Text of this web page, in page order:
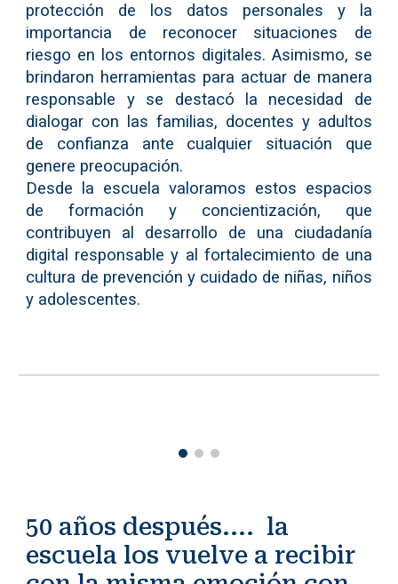
protección de los datos personales y la
importancia de reconocer situaciones de
riesgo en los entornos digitales. Asimismo, se
brindaron herramientas para actuar de manera
responsable y se destacó la necesidad de
dialogar con las familias, docentes y adultos
de confianza ante cualquier situación que
genere preocupación.
Desde la escuela valoramos estos espacios
de formación y concientización, que
contribuyen al desarrollo de una ciudadanía
digital responsable y al fortalecimiento de una
cultura de prevención y cuidado de niñas, niños
y adolescentes.
50 años después.... la
escuela los vuelve a recibir